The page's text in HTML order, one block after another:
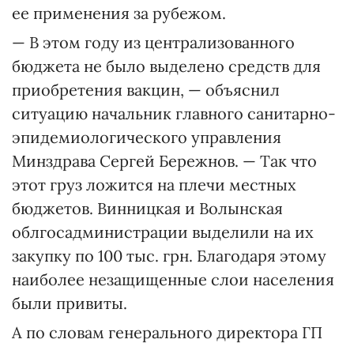
ее применения за рубежом.
— В этом году из централизованного
бюджета не было выделено средств для
приобретения вакцин, — объяснил
ситуацию начальник главного санитарно-
эпидемиологического управления
Минздрава Сергей Бережнов. — Так что
этот груз ложится на плечи местных
бюджетов. Винницкая и Волынская
облгосадминистрации выделили на их
закупку по 100 тыс. грн. Благодаря этому
наиболее незащищенные слои населения
были привиты.
А по словам генерального директора ГП